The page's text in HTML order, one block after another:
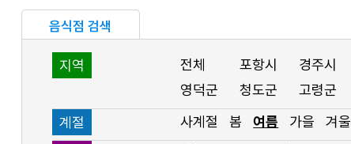
음식점 검색
지역 전체 포항시 경주시
영덕군
청도군 고령군
계절
사계절 봄 여름 가을
겨울